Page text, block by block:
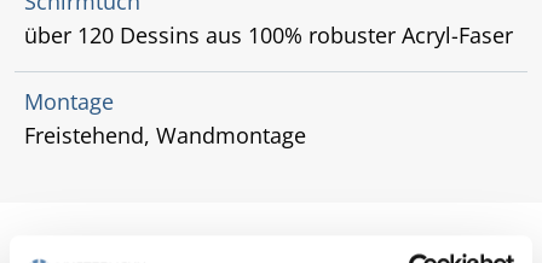
über 120 Dessins aus 100% robuster Acryl-Faser
Montage
Freistehend, Wandmontage